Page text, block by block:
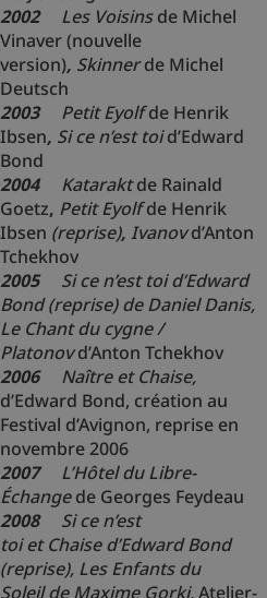
2002 Les Voisins de Michel
Vinaver (nouvelle
version), Skinner de Michel
Deutsch
2003
Petit Eyolf de Henrik
Ibsen, Si ce n’est toi d’Edward
Bond
2004
Kataraktde Rainald
Goetz, Petit Eyolf de Henrik
Ibsen (reprise), Ivanov d’Anton
Tchekhov
2005 Si ce n’est toid’Edward
Bond (reprise) deDaniel Danis,
Le Chant du cygne /
Platonov d’Anton Tchekhov
2006
NaîtreetChaise,
d’Edward Bond, création au
Festival d’Avignon, reprise en
novembre 2006
2007
L’Hôtel du Libre-
Échangede Georges Feydeau
2008
Si ce n’est
toietChaised’Edward Bond
(reprise), Les Enfants du
Soleilde Maxime Gorki,Atelier-